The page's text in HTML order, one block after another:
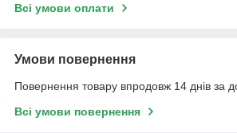
Всі умови оплати
Умови повернення
Повернення товару впродовж 14 днів за
Всі умови повернення